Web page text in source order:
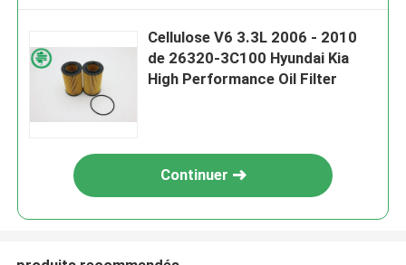
Cellulose V6 3.3L 2006 - 2010
de 26320-3C100 Hyundai Kia
High Performance Oil Filter
Continuer